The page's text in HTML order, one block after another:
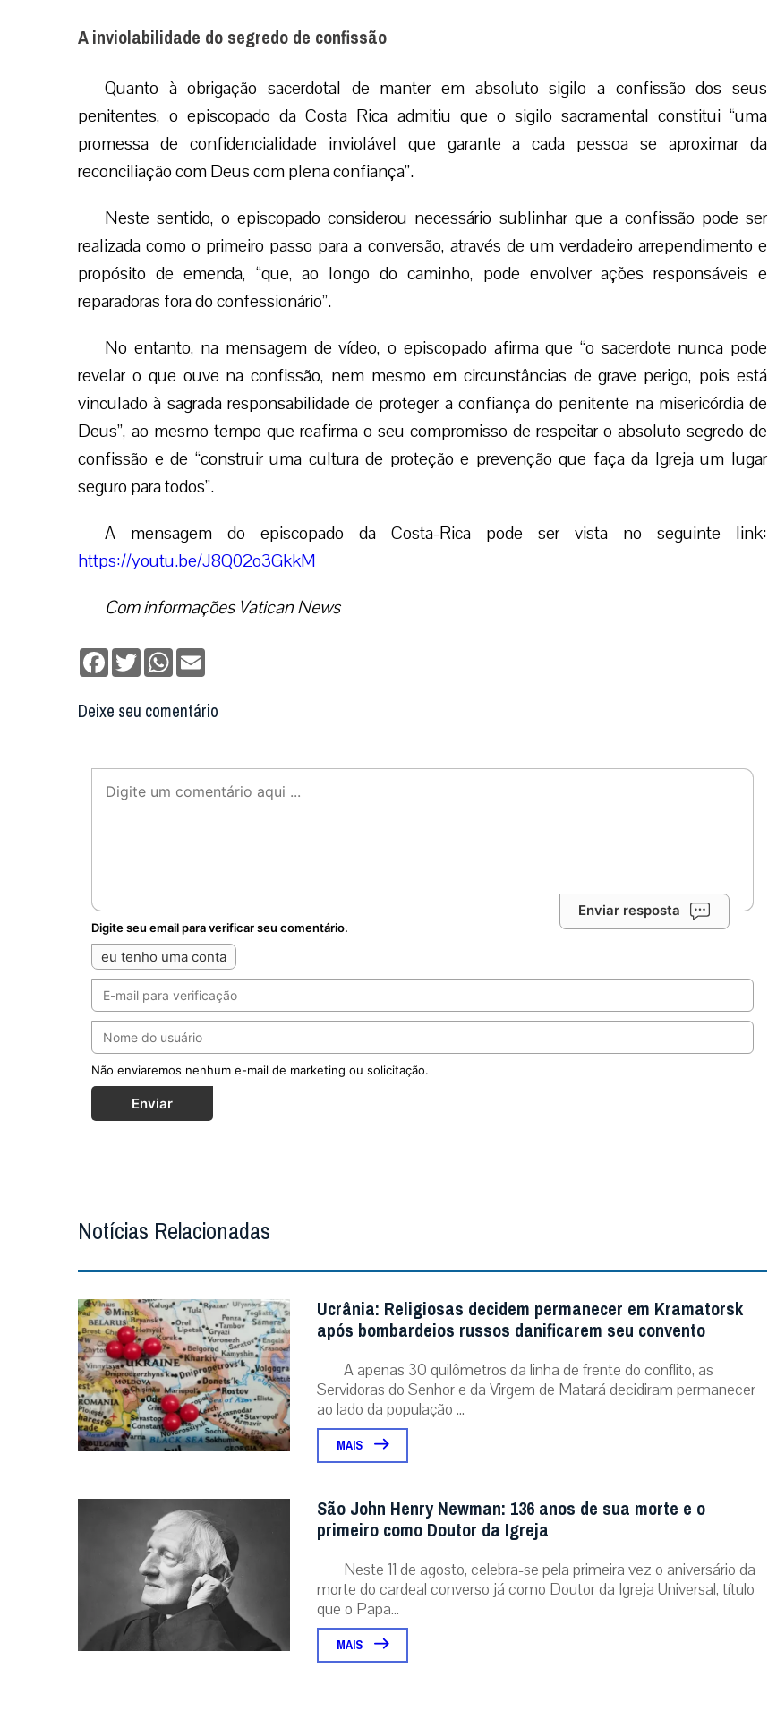
A inviolabilidade do segredo de confissão
Quanto à obrigação sacerdotal de manter em absoluto sigilo a confissão dos seus
penitentes, o episcopado da Costa Rica admitiu que o sigilo sacramental constitui “uma
promessa de confidencialidade inviolável que garante a cada pessoa se aproximar da
reconciliação com Deus com plena confiança”.
Neste sentido, o episcopado considerou necessário sublinhar que a confissão pode ser
realizada como o primeiro passo para a conversão, através de um verdadeiro arrependimento e
propósito de emenda, “que, ao longo do caminho, pode envolver ações responsáveis e
reparadoras fora do confessionário”.
No entanto, na mensagem de vídeo, o episcopado afirma que “o sacerdote nunca pode
revelar o que ouve na confissão, nem mesmo em circunstâncias de grave perigo, pois está
vinculado à sagrada responsabilidade de proteger a confiança do penitente na misericórdia de
Deus”, ao mesmo tempo que reafirma o seu compromisso de respeitar o absoluto segredo de
confissão e de “construir uma cultura de proteção e prevenção que faça da Igreja um lugar
seguro para todos”.
A mensagem do episcopado da Costa-Rica pode ser vista no seguinte link:
https://youtu.be/J8Q02o3GkkM
Com informações Vatican News
Facebook
TwitterWhatsApp
Deixe seu comentário
Enviar resposta
Digite seu email para verificar seu comentário.
eu tenho uma conta
Não enviaremos nenhum e-mail de marketing ou solicitação.
Enviar
Notícias Relacionadas
Ucrânia: Religiosas decidem permanecer em Kramatorsk
após bombardeios russos danificarem seu convento
A apenas 30 quilômetros da linha de frente do conflito, as
Servidoras do Senhor e da Virgem de Matará decidiram permanecer
ao lado da população ...
MAIS
São John Henry Newman: 136 anos de sua morte e o
primeiro como Doutor da Igreja
Neste 11 de agosto, celebra-se pela primeira vez o aniversário da
morte do cardeal converso já como Doutor da Igreja Universal, título
que o Papa...
MAIS